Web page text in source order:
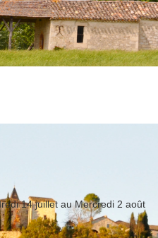
14 juillet au Mercredi 2 août